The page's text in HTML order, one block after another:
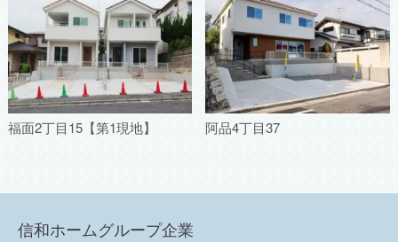
福面2丁目15【第1現地】 阿品4丁目37
信和ホームグループ企業